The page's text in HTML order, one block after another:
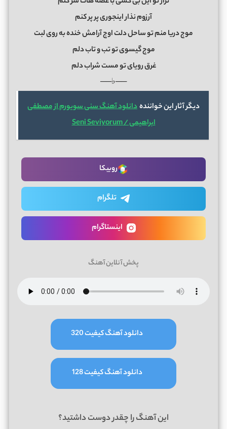
آرزوم نذار اینجوری پر پر کنم
موج دریا منم تو ساحل دلت اوج آرامش خنده به روی لبت
موج گیسوی تو تب و تاب دلم
غرق رویای تو مست شراب دلم
──♭──
دیگر آثار این خوانندهدانلود آهنگ سنی سویورم از مصطفی
ابراهیمی / Seni Seviyorum
روبیکا
تلگرام
اینستاگرام
پخش آنلاین آهنگ
دانلود آهنگ کیفیت 320
دانلود آهنگ کیفیت 128
این آهنگ را چقدر دوست داشتید؟